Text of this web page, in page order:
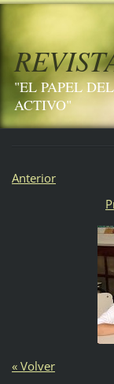
"EL PAPEL
ACTIVO"
Anterior
« Volver